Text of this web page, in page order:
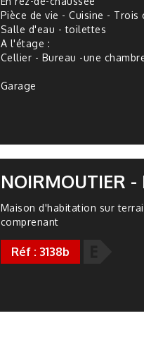
Pièce de vie - Cuisine - Trois
Salle d'eau - toilettes
A l'étage :
Cellier - Bureau -une
Garage
NOIRMOUTIER -
Maison d'habitation sur
comprenant
Réf : 3138b